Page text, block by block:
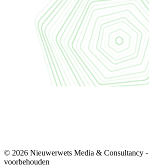
© 2026 Nieuwerwets Media & Consultancy -
voorbehouden